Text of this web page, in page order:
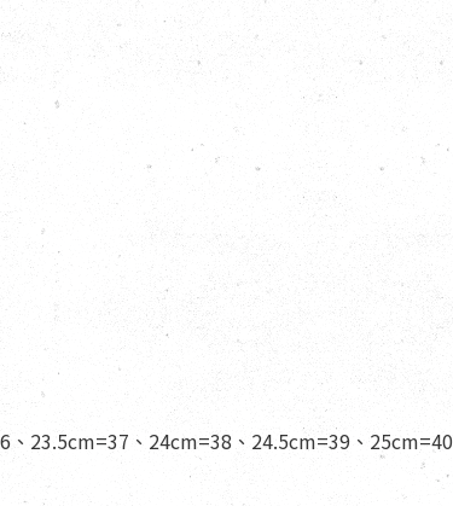
23.5cm=37、24cm=38、24.5cm=39、25cm=40